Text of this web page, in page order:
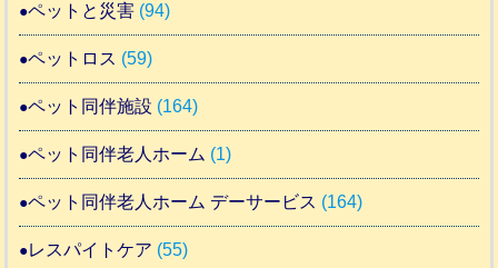
ペットと災害 (94)
ペットロス (59)
ペット同伴施設 (164)
ペット同伴老人ホーム (1)
ペット同伴老人ホーム デーサービス (164)
レスパイトケア (55)